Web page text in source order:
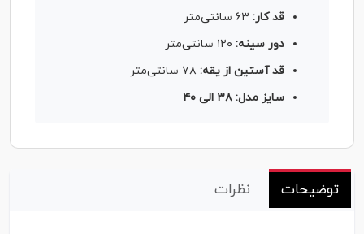
قد کار:
دور سینه:
قد آستین از یقه:
سایز مدل: ۳۸ الی ۴۰
توضیحات نظرات